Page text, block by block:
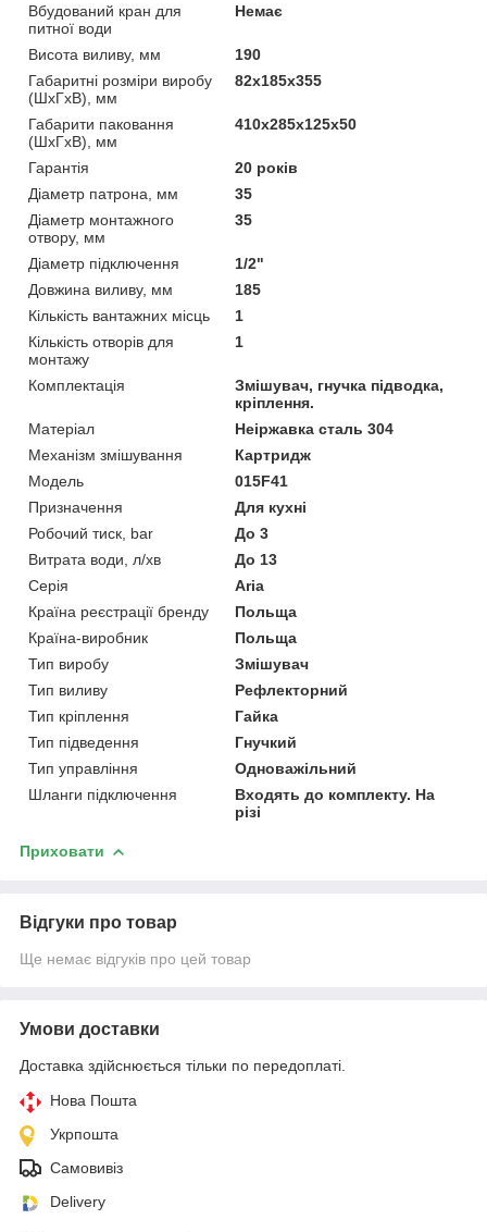
Вбудований кран для
питної води
Немає
Висота виливу, мм
190
Габаритні розміри виробу
(ШхГхВ), мм
82х185х355
Габарити паковання
(ШхГхВ), мм
410х285х125х50
Гарантія
20 років
Діаметр патрона, мм
35
Діаметр монтажного
отвору, мм
35
Діаметр підключення
1/2"
Довжина виливу, мм
185
Кількість вантажних місць
1
Кількість отворів для
монтажу
1
Комплектація
Змішувач, гнучка підводка,
кріплення.
Матеріал
Неіржавка сталь 304
Механізм змішування
Картридж
Мoдель
015F41
Призначення
Для кухні
Робочий тиск, bar
До 3
Витрата води, л/хв
До 13
Серія
Aria
Країна реєстрації бренду
Польща
Країна-виробник
Польща
Тип виробу
Змішувач
Тип виливу
Рефлекторний
Тип кріплення
Гайка
Тип підведення
Гнучкий
Тип управління
Одноважільний
Шланги підключення
Входять до комплекту. На
різі
Приховати
Відгуки про товар
Ще немає відгуків про цей товар
Умови доставки
Доставка здійснюється тільки по передоплаті.
Нова Пошта
Укрпошта
Самовивіз
Delivery